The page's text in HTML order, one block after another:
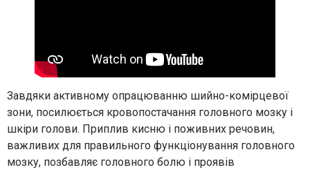
Завдяки активному опрацюванню шийно-комірцевої
зони, посилюється кровопостачання головного мозку і
шкіри голови. Приплив кисню і поживних речовин,
важливих для правильного функціонування головного
мозку, позбавляє головного болю і проявів